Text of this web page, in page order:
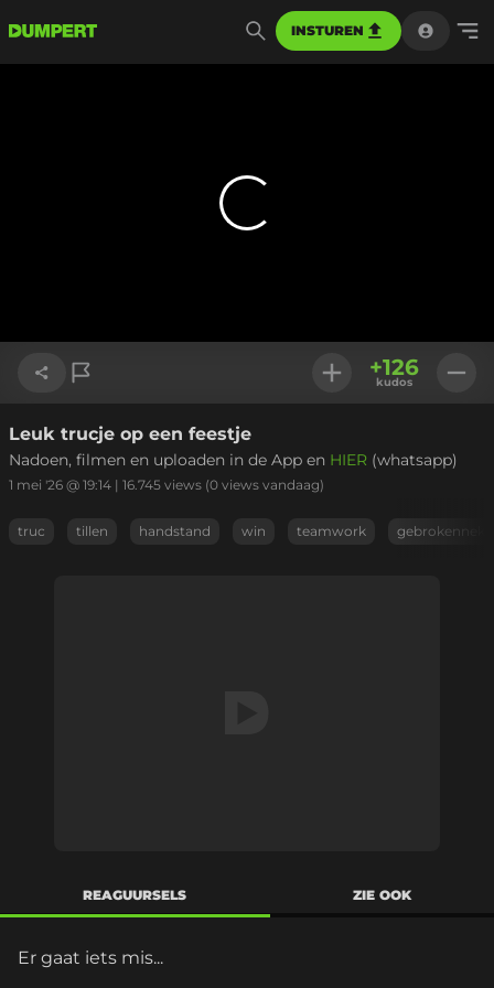
INSTUREN
Link kopiëren
+126
kudos
Leuk trucje op een feestje
Nadoen, filmen en uploaden in de App en HIER (whatsapp)
1 mei '26 @ 19:14 | 16.745 views (0 views vandaag)
truc tillen handstand win teamwork gebrokennek
REAGUURSELS ZIE OOK
Er gaat iets mis...